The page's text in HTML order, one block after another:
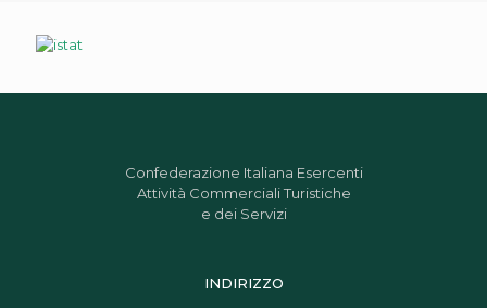
Confederazione Italiana Esercenti
Attività Commerciali Turistiche
e dei Servizi
INDIRIZZO